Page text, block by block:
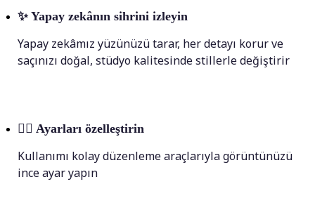
✨ Yapay zekânın sihrini izleyin
Yapay zekâmız yüzünüzü tarar, her detayı korur ve
saçınızı doğal, stüdyo kalitesinde stillerle değiştirir
💁‍♀️ Ayarları özelleştirin
Kullanımı kolay düzenleme araçlarıyla görüntünüzü
ince ayar yapın